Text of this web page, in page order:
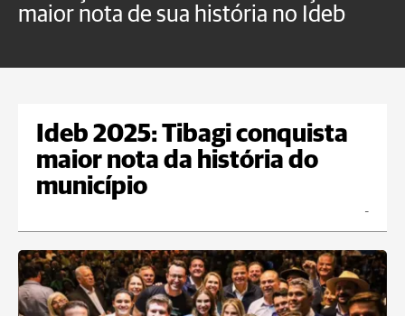
maior nota de sua história no Ideb
Ideb 2025: Tibagi conquista
maior nota da história do
município